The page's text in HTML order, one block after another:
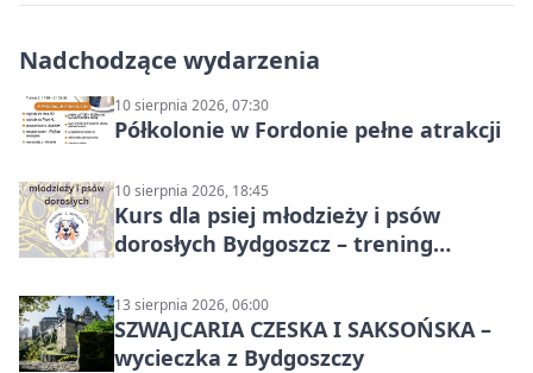
Nadchodzące wydarzenia
10 sierpnia 2026, 07:30
Półkolonie w Fordonie pełne atrakcji
10 sierpnia 2026, 18:45
Kurs dla psiej młodzieży i psów
dorosłych Bydgoszcz – trening
13 sierpnia 2026, 06:00
SZWAJCARIA CZESKA I SAKSOŃSKA –
wycieczka z Bydgoszczy